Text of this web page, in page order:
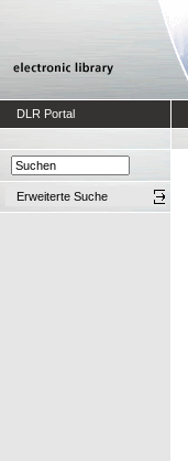
DLR Portal
Erweiterte Suche